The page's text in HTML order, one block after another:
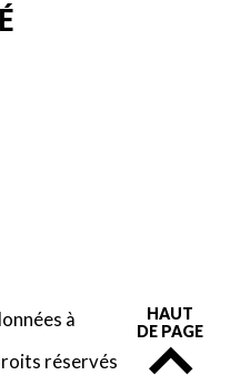
à
réservés
HAUT
DE PAGE